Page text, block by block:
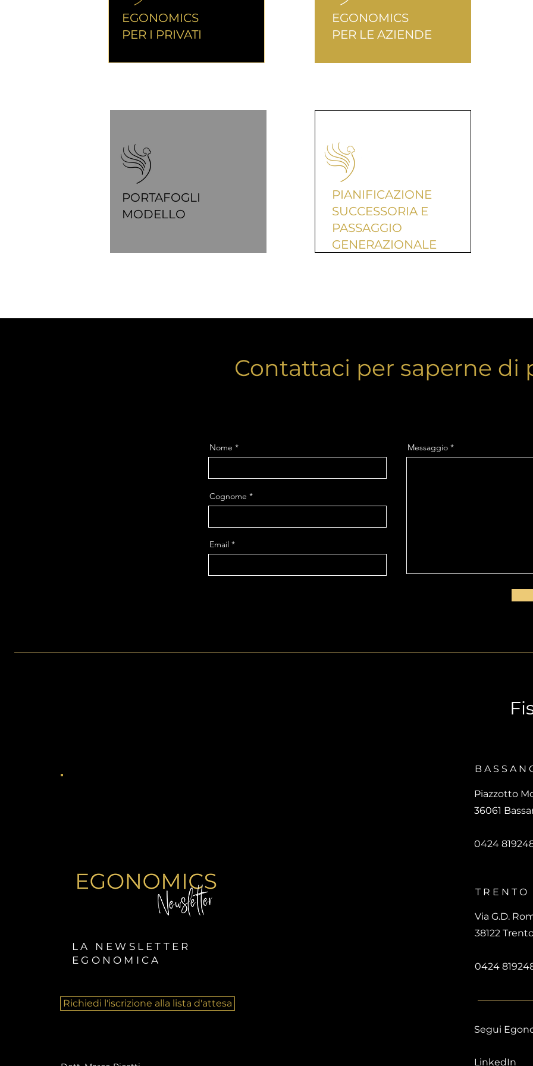
EGONOMICS
PER I PRIVATI
EGONOMICS
PER LE AZIENDE
PORTAFOGLI
MODELLO
PIANIFICAZIONE
SUCCESSORIA E
PASSAGGIO
GENERAZIONALE
Contattaci per saperne di
Nome
Cognome
Email
Messaggio
LA NEWSLETTER
EGONOMICA
Richiedi l'iscrizione alla lista d'attesa
Piazzotto
36061
0424
TRENTO
Via G.D.
38122
0424
Segui
LinkedIn